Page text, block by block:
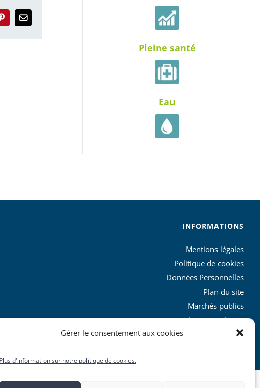
Gérer le consentement aux cookies
Plus d'information sur notre politique de cookies.
PinterestEmail
Pleine santé
Eau
INFORMATIONS
Mentions légales
Politique de cookies
Données Personnelles
Plan du site
Marchés publics
Charte graphique
L’agglo recrute